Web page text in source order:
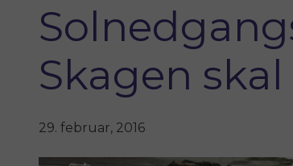
Skagen
29. februar, 2016